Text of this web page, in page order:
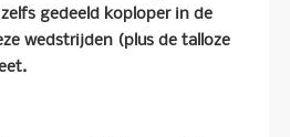
gedeeld koploper in de
wedstrijden (plus de talloze